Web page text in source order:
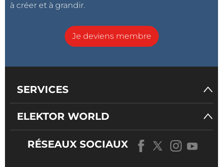
à créer et à grandir.
Je deviens membre
SERVICES
ELEKTOR WORLD
RÉSEAUX SOCIAUX